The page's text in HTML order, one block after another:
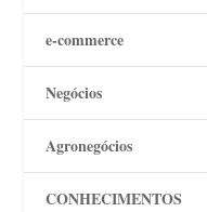
e-commerce
Negócios
Agronegócios
CONHECIMENTOS